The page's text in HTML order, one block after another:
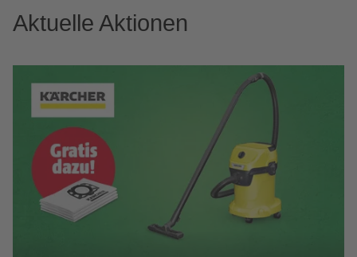
Aktuelle Aktionen